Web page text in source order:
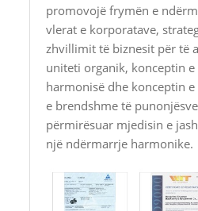
promovojë frymën e
vlerat e korporatave,
zhvillimit të biznesit për të
uniteti organik, konceptin
harmonisë dhe konceptin
e brendshme të
përmirësuar mjedisin e
një ndërmarrje harmonike.